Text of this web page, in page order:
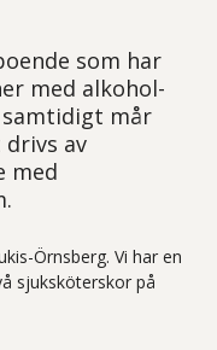
som har
med alkohol-
mår
av
med
Örnsberg. Vi har en
sjuksköterskor på